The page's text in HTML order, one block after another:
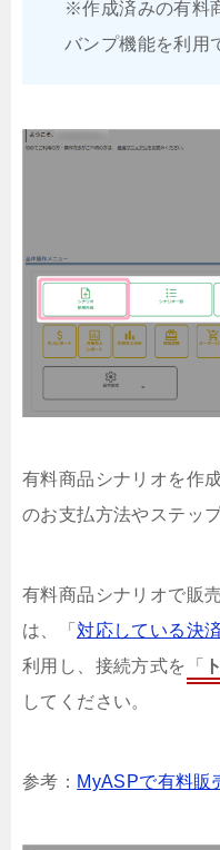
※作成済みの有料
バンプ機能を利用
有料商品シナリオを作
のお支払方法やステッ
有料商品シナリオで販
は、「対応している決
利用し、接続方式を
「
してください。
参考： MyASPで有料販